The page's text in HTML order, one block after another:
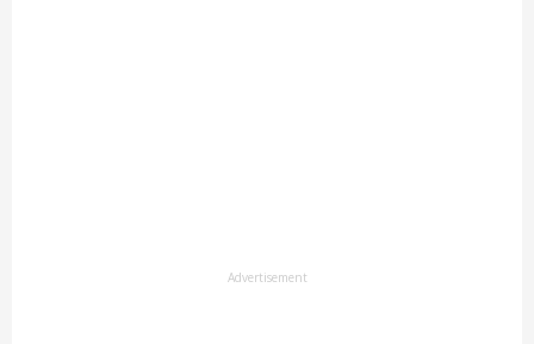
Advertisement